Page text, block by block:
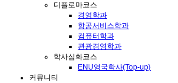
디플로마코스
경영학과
항공서비스학과
컴퓨터학과
관광경영학과
학사심화코스
ENU영국학사(Top-up)
커뮤니티